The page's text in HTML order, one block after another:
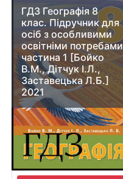
ГДЗ Географія 8
клас. Підручник для
осіб з особливими
освітніми потребами
частина 1 [Бойко
В.М., Дітчук І.Л.,
Заставецька Л.Б.]
2021